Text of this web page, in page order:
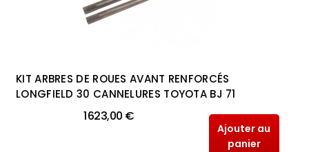
KIT ARBRES DE ROUES AVANT RENFORCÉS
LONGFIELD 30 CANNELURES TOYOTA BJ 71
1 623,00 €
Ajouter au
panier